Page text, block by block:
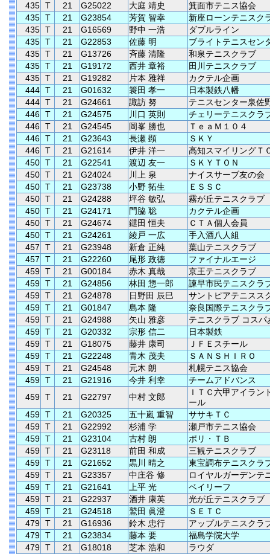
435 T 21 G25022 大庭 靖史
箕面市テニス協会
435 T 21 G23854 芳賀 智幸
新座ローンテニスク
435 T 21 G16569 野中 一浩
ダブルライン
435 T 21 G22853 佐藤 明
ブライトテニスセン
435 T 21 G13726 斉藤 清隆
和泉テニスクラブ
435 T 21 G19172 西井 章裕
田川テニスクラブ
435 T 21 G19282 片本 雅祥
カクテル企画
444 T 21 G01632 簑田 孝一
日本製鉄八幡
444 T 21 G24661 諏訪 努
テニスセンター泉佐
446 T 21 G24575 川口 英則
チェリーテニスクラ
446 T 21 G24545 岡峯 勝也
ＴｅａＭ１０４
446 T 21 G23643 長瀬 顕
ＳＫＹ
446 T 21 G21614 伊井 洋一
高知スマイリングＴ
450 T 21 G22541 渡辺 友一
ＳＫＹＴＯＮ
450 T 21 G24024 川上 泉
ナイスサーブ友の会
450 T 21 G23738 小野 拓生
ＥＳＳＣ
450 T 21 G24288 坪谷 敏弘
霧が丘テニスクラブ
450 T 21 G24171 門脇 聡
カクテル企画
450 T 21 G24674 鑓田 恒夫
ＣＴＡ個人会員
450 T 21 G24261 綾戸 一広
手入酒八人組
457
T 21 G23948 新倉 正純
葉山テニスクラブ
457
T 21 G22260 尾形 政徳
ファイナルエージ
459 T 21 G00184 赤木 真哉
京王テニスクラブ
459 T 21 G24856 林田 惣一郎
諫早市民テニスクラ
459 T 21 G24878 日野田 辰巳
サントピアテニスス
459 T 21 G01847 島本 隆
奈良国際テニスクラ
459 T 21 G24988 矢山 雅彦
テニスクラブ コスパ
459 T 21 G20332 宗形 信二
日本製鉄
459 T 21 G18075 藤井 康司
ＪＦＥスチール
459 T 21 G22248 青木 茂夫
ＳＡＮＳＨＩＲＯ
459 T 21 G24548 元木 朗
札幌テニス協会
459 T 21 G21916 今井 利幸
チームアドバンス
459 T 21 G22797 中村 文郎
ＩＴＣ六甲アイラン
ール
459 T 21 G20325 五十嵐 重智
ササキＴＣ
459 T 21 G22992 杉浦 学
瀬戸市テニス協会
459 T 21 G23104 古村 朗
ポリ・ＴＢ
459 T 21 G23118 前田 和成
三観テニスクラブ
459 T 21 G21652 黒川 晴之
東宝調布テニスクラ
459 T 21 G23357 中庄谷 修
ロイヤルガーデンテ
459 T 21 G21641 上平 光
ベイリーフ
459 T 21 G22937 酒井 康英
光が丘テニスクラブ
459 T 21 G24518 鷲田 眞澄
ＳＥＴＣ
479 T 21 G16936 鈴木 忠行
アップルテニスクラ
479 T 21 G23834 藤本 要
福島学院大学
479 T 21 G18018 芝本 浩和
ラウダ